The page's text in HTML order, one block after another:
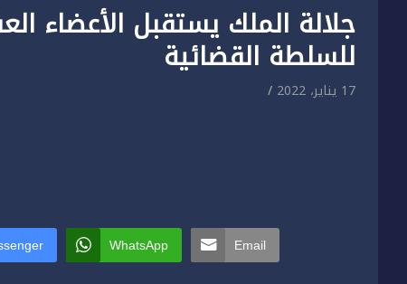
جلالة الملك يستقبل الأعضاء
للسلطة القضائية
17 يناير، 2022
WhatsApp Email